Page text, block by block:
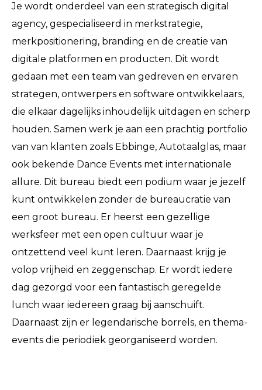
Je wordt onderdeel van een strategisch digital
agency, gespecialiseerd in merkstrategie,
merkpositionering, branding en de creatie van
digitale platformen en producten. Dit wordt
gedaan met een team van gedreven en ervaren
strategen, ontwerpers en software ontwikkelaars,
die elkaar dagelijks inhoudelijk uitdagen en scherp
houden. Samen werk je aan een prachtig portfolio
van van klanten zoals Ebbinge, Autotaalglas, maar
ook bekende Dance Events met internationale
allure. Dit bureau biedt een podium waar je jezelf
kunt ontwikkelen zonder de bureaucratie van
een groot bureau. Er heerst een gezellige
werksfeer met een open cultuur waar je
ontzettend veel kunt leren. Daarnaast krijg je
volop vrijheid en zeggenschap. Er wordt iedere
dag gezorgd voor een fantastisch geregelde
lunch waar iedereen graag bij aanschuift.
Daarnaast zijn er legendarische borrels, en thema-
events die periodiek georganiseerd worden.